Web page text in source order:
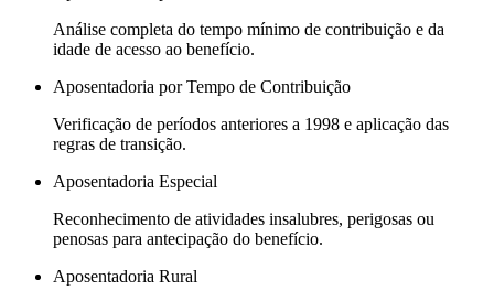
Análise completa do tempo mínimo de contribuição e da
idade de acesso ao benefício.
Aposentadoria por Tempo de Contribuição
Verificação de períodos anteriores a 1998 e aplicação das
regras de transição.
Aposentadoria Especial
Reconhecimento de atividades insalubres, perigosas ou
penosas para antecipação do benefício.
Aposentadoria Rural